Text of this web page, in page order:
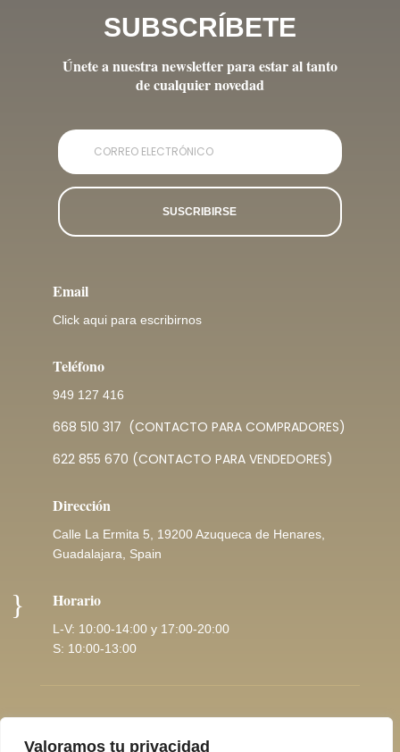
Valoramos tu privacidad
SUBSCRÍBETE
Únete a nuestra newsletter para estar al tanto
de cualquier novedad
SUSCRIBIRSE
Email
Click aqui para escribirnos
Teléfono
949 127 416
668 510 317 (CONTACTO PARA COMPRADORES)
622 855 670 (CONTACTO PARA VENDEDORES)
Dirección
Calle La Ermita 5, 19200 Azuqueca de Henares,
Guadalajara, Spain
} Horario
L-V: 10:00-14:00 y 17:00-20:00
S: 10:00-13:00